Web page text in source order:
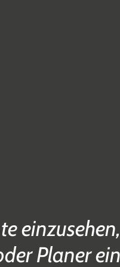
Planer